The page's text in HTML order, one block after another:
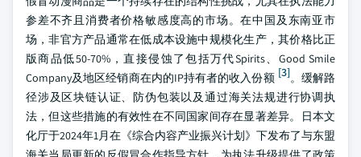
参差不齐且消费者价格敏感度高的市场。在中国及东南亚市
场，非官方产品通常在低成本设施中规模化生产，其价格比正
版商品低50-70%，直接侵蚀了包括万代Spirits、Good Smile
Company及地区经销商在内的IP持有者的收入份额 [3]。缓解路
径涉及区块链认证、防伪包装以及通过海关法规进行协调执
法，但这些措施的有效性在不同国家间存在显著差异。日本文
化厅于2024年1月在《综合内容产业振兴计划》下发布了与东盟